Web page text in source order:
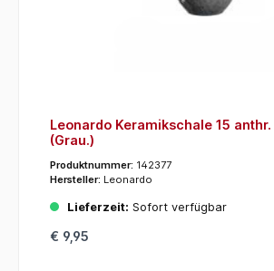
Leonardo Keramikschale 15
(Grau.)
Produktnummer: 142377
Hersteller: Leonardo
Lieferzeit: Sofort verfügbar
€ 9,95